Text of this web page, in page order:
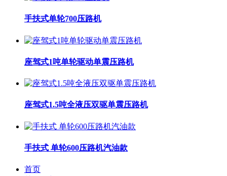
手扶式单轮700压路机
座驾式1吨单轮驱动单震压路机
座驾式1.5吨全液压双驱单震压路机
手扶式 单轮600压路机汽油款
首页